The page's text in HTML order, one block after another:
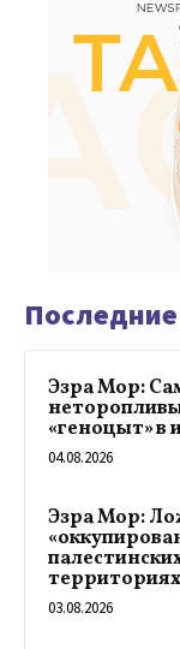
Эзра Мор:
«геноцыт» в
04.08.2026
Эзра Мор:
03.08.2026